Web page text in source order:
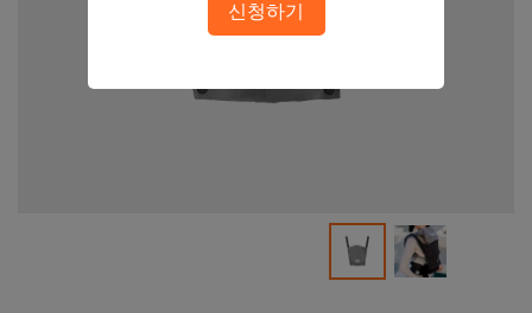
신청하기